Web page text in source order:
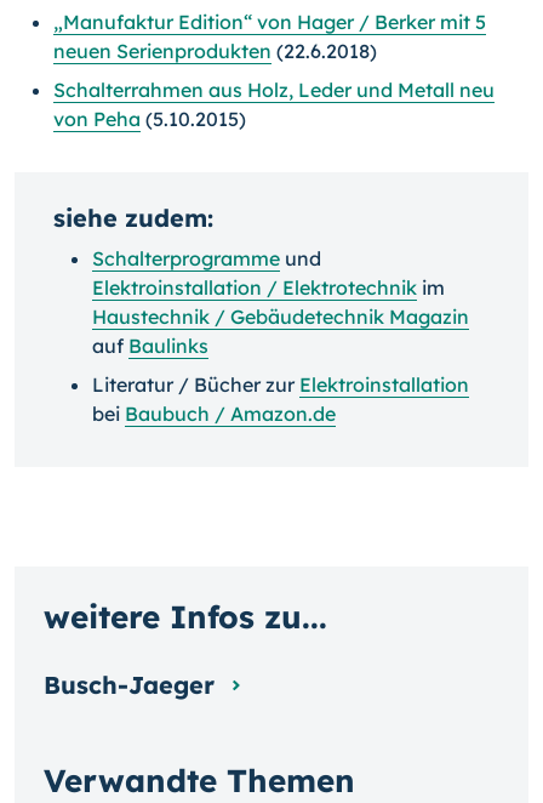
„Manufaktur Edition“ von Hager / Berker mit 5
neuen Serienprodukten (22.6.2018)
Schalterrahmen aus Holz, Leder und Metall neu
von Peha (5.10.2015)
siehe zudem:
Schalterprogramme und
Elektroinstallation / Elektrotechnik im
Haustechnik / Gebäudetechnik Magazin
auf Baulinks
Literatur / Bücher zur Elektroinstallation
bei Baubuch / Amazon.de
Verwandte Themen
weitere Infos zu...
Busch-Jaeger